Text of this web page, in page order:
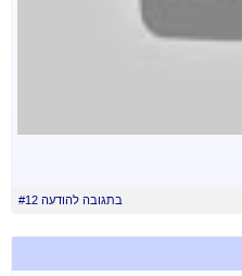
בתגובה להודעה #12